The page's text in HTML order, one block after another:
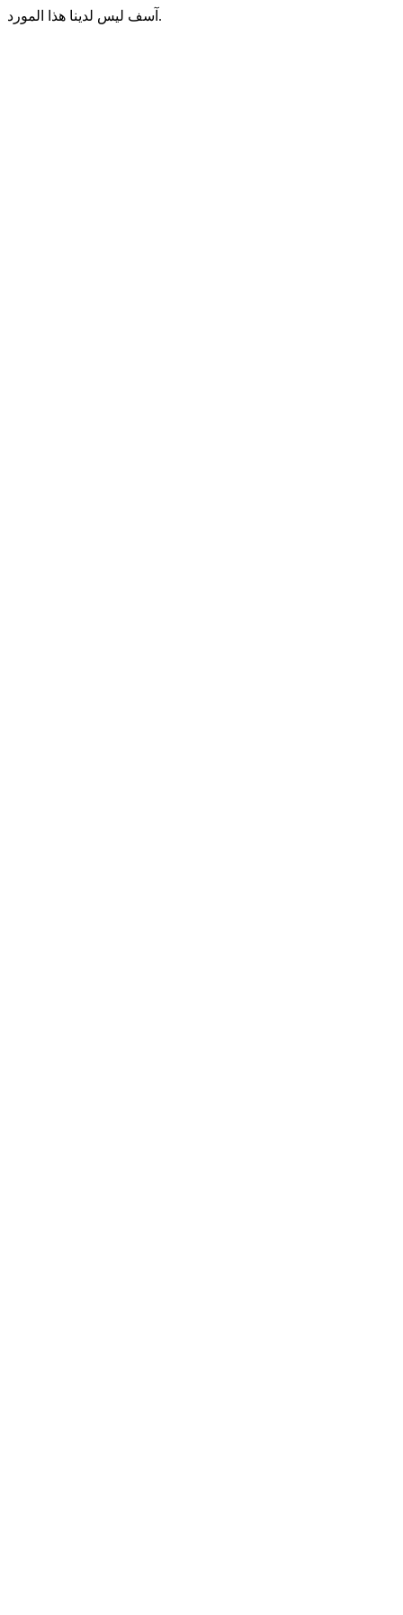
آسف ليس لدينا هذا المورد.